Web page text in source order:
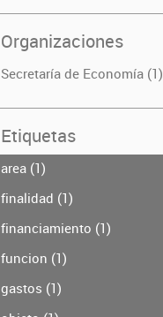
Organizaciones
Secretaría de Economía (1)
Etiquetas
area (1)
finalidad (1)
financiamiento (1)
funcion (1)
gastos (1)